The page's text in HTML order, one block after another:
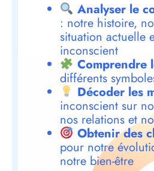
Analyser le
: notre histoire,
situation actuelle
inconscient
Comprendre
différents
Décoder les
inconscient sur
nos relations et
Obtenir des
pour notre
notre bien-être